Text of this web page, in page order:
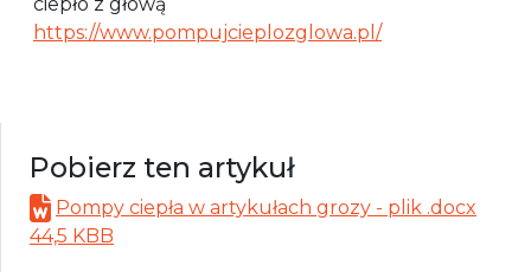
https://www.pompujcieplozglowa.pl/
Pobierz ten artykuł
Pompy ciepła w artykułach grozy - plik .docx
44,5 KBB